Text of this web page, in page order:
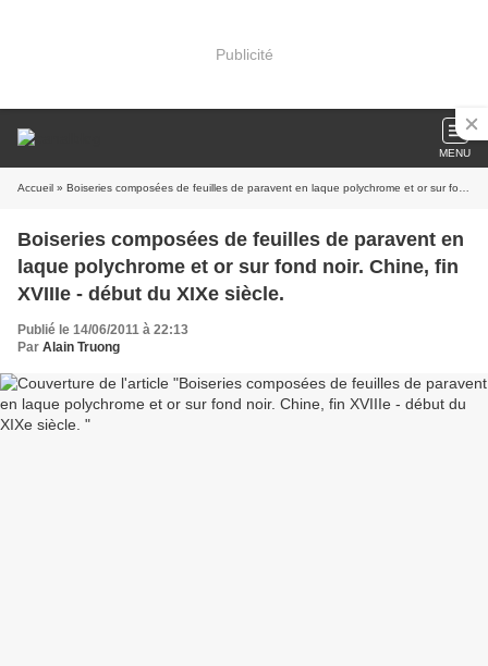
Publicité
MENU
Accueil » Boiseries composées de feuilles de paravent en laque polychrome et or sur fond noir. Chine, fin XVIIIe - début du XIXe siècle.
Boiseries composées de feuilles de paravent en
laque polychrome et or sur fond noir. Chine, fin
XVIIIe - début du XIXe siècle.
Publié le 14/06/2011 à 22:13
Par Alain Truong